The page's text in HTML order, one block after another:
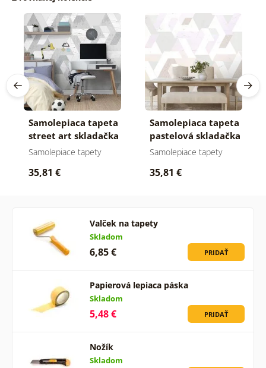
Samolepiaca tapeta
street art skladačka
vzorov
Samolepiace tapety
35,81 €
Samolepiaca tapeta
pastelová skladačka
vzorov
Samolepiace tapety
35,81 €
Valček na tapety
Skladom
6,85 € PRIDAŤ
Papierová lepiaca páska
Skladom
5,48 € PRIDAŤ
Nožík
Skladom